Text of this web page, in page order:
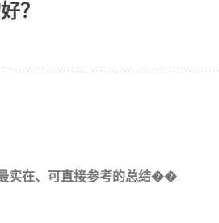
？
实在、可直接参考的总结��